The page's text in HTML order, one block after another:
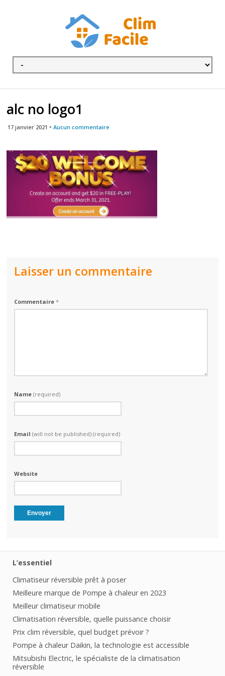
alc no logo1
17 janvier 2021 •Aucun commentaire
Laisser un commentaire
Commentaire*
Name(required)
Email(will not be published) (required)
Website
L’essentiel
Climatiseur réversible prêt à poser
Meilleure marque de Pompe à chaleur en 2023
Meilleur climatiseur mobile
Climatisation réversible, quelle puissance choisir
Prix clim réversible, quel budget prévoir ?
Pompe à chaleur Daikin, la technologie est accessible
Mitsubishi Electric, le spécialiste de la climatisation
réversible